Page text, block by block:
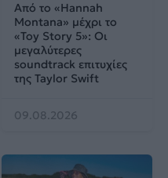
Από το «Hannah
Montana» μέχρι το
«Toy Story 5»: Οι
μεγαλύτερες
soundtrack επιτυχίες
της Taylor Swift
09.08.2026